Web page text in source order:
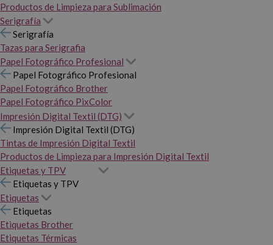
Productos de Limpieza para Sublimación
Serigrafía
Serigrafía
Tazas para Serigrafia
Papel Fotográfico Profesional
Papel Fotográfico Profesional
Papel Fotográfico Brother
Papel Fotográfico PixColor
Impresión Digital Textil (DTG)
Impresión Digital Textil (DTG)
Tintas de Impresión Digital Textil
Productos de Limpieza para Impresión Digital Textil
Etiquetas y TPV
Etiquetas y TPV
Etiquetas
Etiquetas
Etiquetas Brother
Etiquetas Térmicas